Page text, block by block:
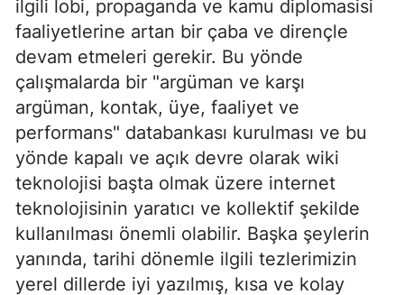
ilgili lobi, propaganda ve kamu diplomasisi
faaliyetlerine artan bir çaba ve dirençle
devam etmeleri gerekir. Bu yönde
çalışmalarda bir "argüman ve karşı
argüman, kontak, üye, faaliyet ve
performans" databankası kurulması ve bu
yönde kapalı ve açık devre olarak wiki
teknolojisi başta olmak üzere internet
teknolojisinin yaratıcı ve kollektif şekilde
kullanılması önemli olabilir. Başka şeylerin
yanında, tarihi dönemle ilgili tezlerimizin
yerel dillerde iyi yazılmış, kısa ve kolay